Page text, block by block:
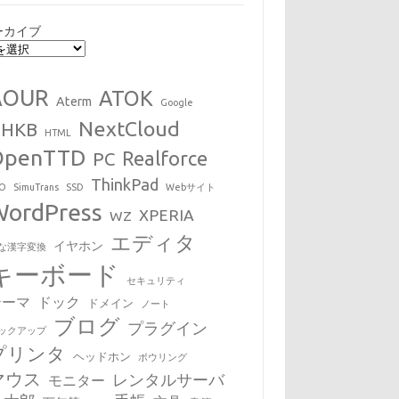
カイブ
Aterm ATOK Google
HTML NextCloud
PC Realforce
SimuTrans SSD ThinkPad Webサイト
WZ XPERIA
漢字変換 イヤホン エディタ
ーボード セキュリティ
マ ドック ドメイン ノート
クアップ ブログ プラグイン
リンタ ヘッドホン ボウリング
ウス モニター
レンタルサーバ